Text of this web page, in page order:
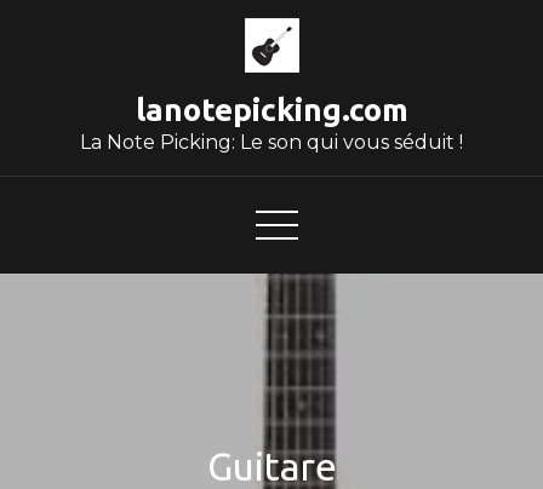
lanotepicking.com
La Note Picking: Le son qui vous séduit !
Guitare